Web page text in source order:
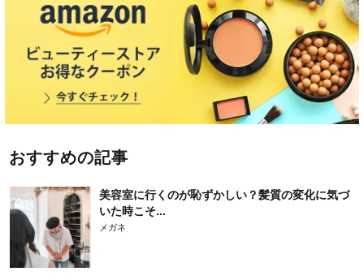
おすすめの記事
美容室に行くのが恥ずかしい？髪質の変化に気づ
いた時こそ...
メガネ